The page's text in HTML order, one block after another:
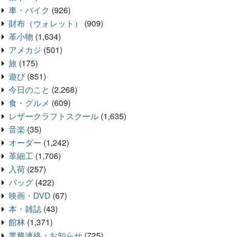
車・バイク (926)
財布（ウォレット）
(909)
革小物 (1,634)
アメカジ (501)
旅 (175)
遊び(851)
今日のこと (2,268)
食・グルメ (609)
レザークラフトスクール (1,635)
音楽 (35)
オーダー (1,242)
革細工 (1,706)
入荷 (257)
バッグ (422)
映画・DVD (67)
本・雑誌 (43)
館林 (1,371)